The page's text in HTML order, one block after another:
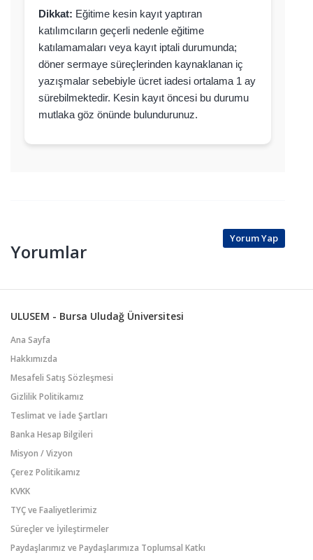
Dikkat: Eğitime kesin kayıt yaptıran
katılımcıların geçerli nedenle eğitime
katılamamaları veya kayıt iptali durumunda;
döner sermaye süreçlerinden kaynaklanan iç
yazışmalar sebebiyle ücret iadesi ortalama 1 ay
sürebilmektedir. Kesin kayıt öncesi bu durumu
mutlaka göz önünde bulundurunuz.
Yorumlar
Yorum Yap
ULUSEM - Bursa Uludağ Üniversitesi
Ana Sayfa
Hakkımızda
Mesafeli Satış Sözleşmesi
Gizlilik Politikamız
Teslimat ve İade Şartları
Banka Hesap Bilgileri
Misyon / Vizyon
Çerez Politikamız
KVKK
TYÇ ve Faaliyetlerimiz
Süreçler ve İyileştirmeler
Paydaşlarımız ve Paydaşlarımıza Toplumsal Katkı